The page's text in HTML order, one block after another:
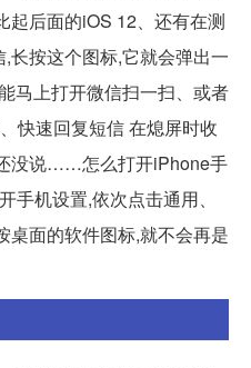
起后面的iOS 12、还有在测
长按这个图标,它就会弹出一
马上打开微信扫一扫、或者
快速回复短信 在熄屏时收
没说……怎么打开iPhone手
手机设置,依次点击通用、
桌面的软件图标,就不会再是